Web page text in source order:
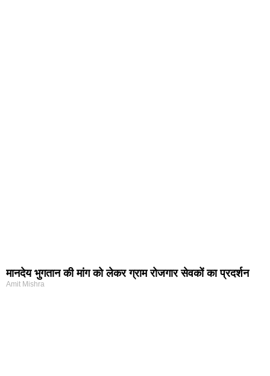
मानदेय भुगतान की मांग को लेकर ग्राम रोजगार सेवकों का प्रदर्शन
Amit Mishra